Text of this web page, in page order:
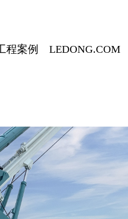
程案例 LEDONG.COM